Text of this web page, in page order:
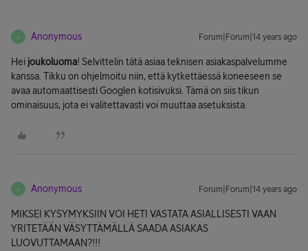
A Anonymous Forum|Forum|14 years ago
Hei joukoluoma! Selvittelin tätä asiaa teknisen asiakaspalvelumme
kanssa. Tikku on ohjelmoitu niin, että kytkettäessä koneeseen se
avaa automaattisesti Googlen kotisivuksi. Tämä on siis tikun
ominaisuus, jota ei valitettavasti voi muuttaa asetuksista.
A Anonymous Forum|Forum|14 years ago
MIKSEI KYSYMYKSIIN VOI HETI VASTATA ASIALLISESTI VAAN
YRITETÄÄN VÄSYTTÄMÄLLÄ SAADA ASIAKAS
LUOVUTTAMAAN?!!!